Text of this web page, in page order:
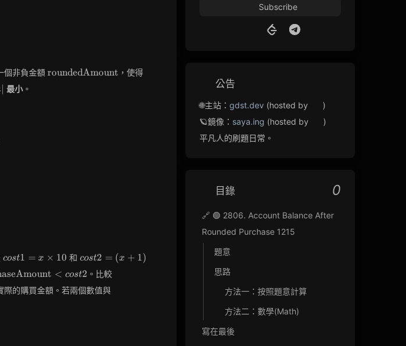
個非負金額 \text{roundedAmount}
roundedAmount ，使得
最小。
cost1
\times
10
cost1 = x × 10 和 cost2
= (x +
1)
\times
cost2 = (x + 1)
< cost2 。比較\text{purchaseAmount}
際的購買金額。若兩個數值與
Subscribe
公告
🌐主站： gdst.dev (hosted by
)
🪐鏡像： saya.ing (hosted by
)
平凡人的刷題日常。
目錄 0
🔗 🟢 2806. Account Balance After
Rounded Purchase 1215
題意
思路
方法一：按照題意計算
方法二：數學(Math)
寫在最後